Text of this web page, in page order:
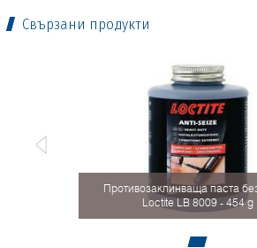
Свързани продукти
Противозаклинваща паста
Loctite LB 8009 - 454 g